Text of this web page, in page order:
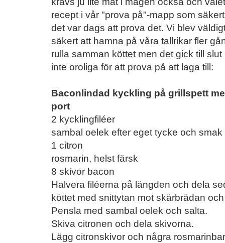
recept i vår "prova på"-mapp som
det var dags att prova det. Vi blev
säkert att hamna på våra tallrikar fler
rulla samman köttet men det gick till
inte oroliga för att prova på att laga till:
Baconlindad kyckling på grillspett
port
2 kycklingfiléer
sambal oelek efter eget tycke och smak
1 citron
rosmarin, helst färsk
8 skivor bacon
Halvera filéerna på längden och dela
köttet med snittytan mot skärbrädan
Pensla med sambal oelek och salta.
Skiva citronen och dela skivorna.
Lägg citronskivor och några